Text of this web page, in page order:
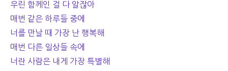
우린 함께인 걸 다 알잖아
매번 같은 하루들 중에
너를 만날 때 가장 난 행복해
매번 다른 일상들 속에
너란 사람은 내게 가장 특별해